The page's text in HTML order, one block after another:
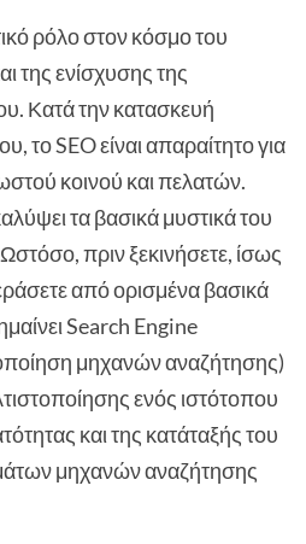
ρόλο στον κόσμο του
της ενίσχυσης της
Κατά την κατασκευή
το SEO είναι απαραίτητο για
κοινού και πελατών.
τα βασικά μυστικά του
πριν ξεκινήσετε, ίσως
από ορισμένα βασικά
Search Engine
μηχανών αναζήτησης)
ενός ιστότοπου
και της κατάταξής του
μηχανών αναζήτησης